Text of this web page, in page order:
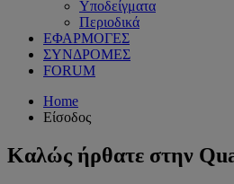
Υποδείγματα
Περιοδικά
ΕΦΑΡΜΟΓΕΣ
ΣΥΝΔΡΟΜΕΣ
FORUM
Home
Είσοδος
Καλώς ήρθατε στην